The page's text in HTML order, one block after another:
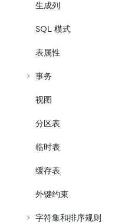
生成列
SQL 模式
表属性
事务
视图
分区表
临时表
缓存表
外键约束
字符集和排序规则